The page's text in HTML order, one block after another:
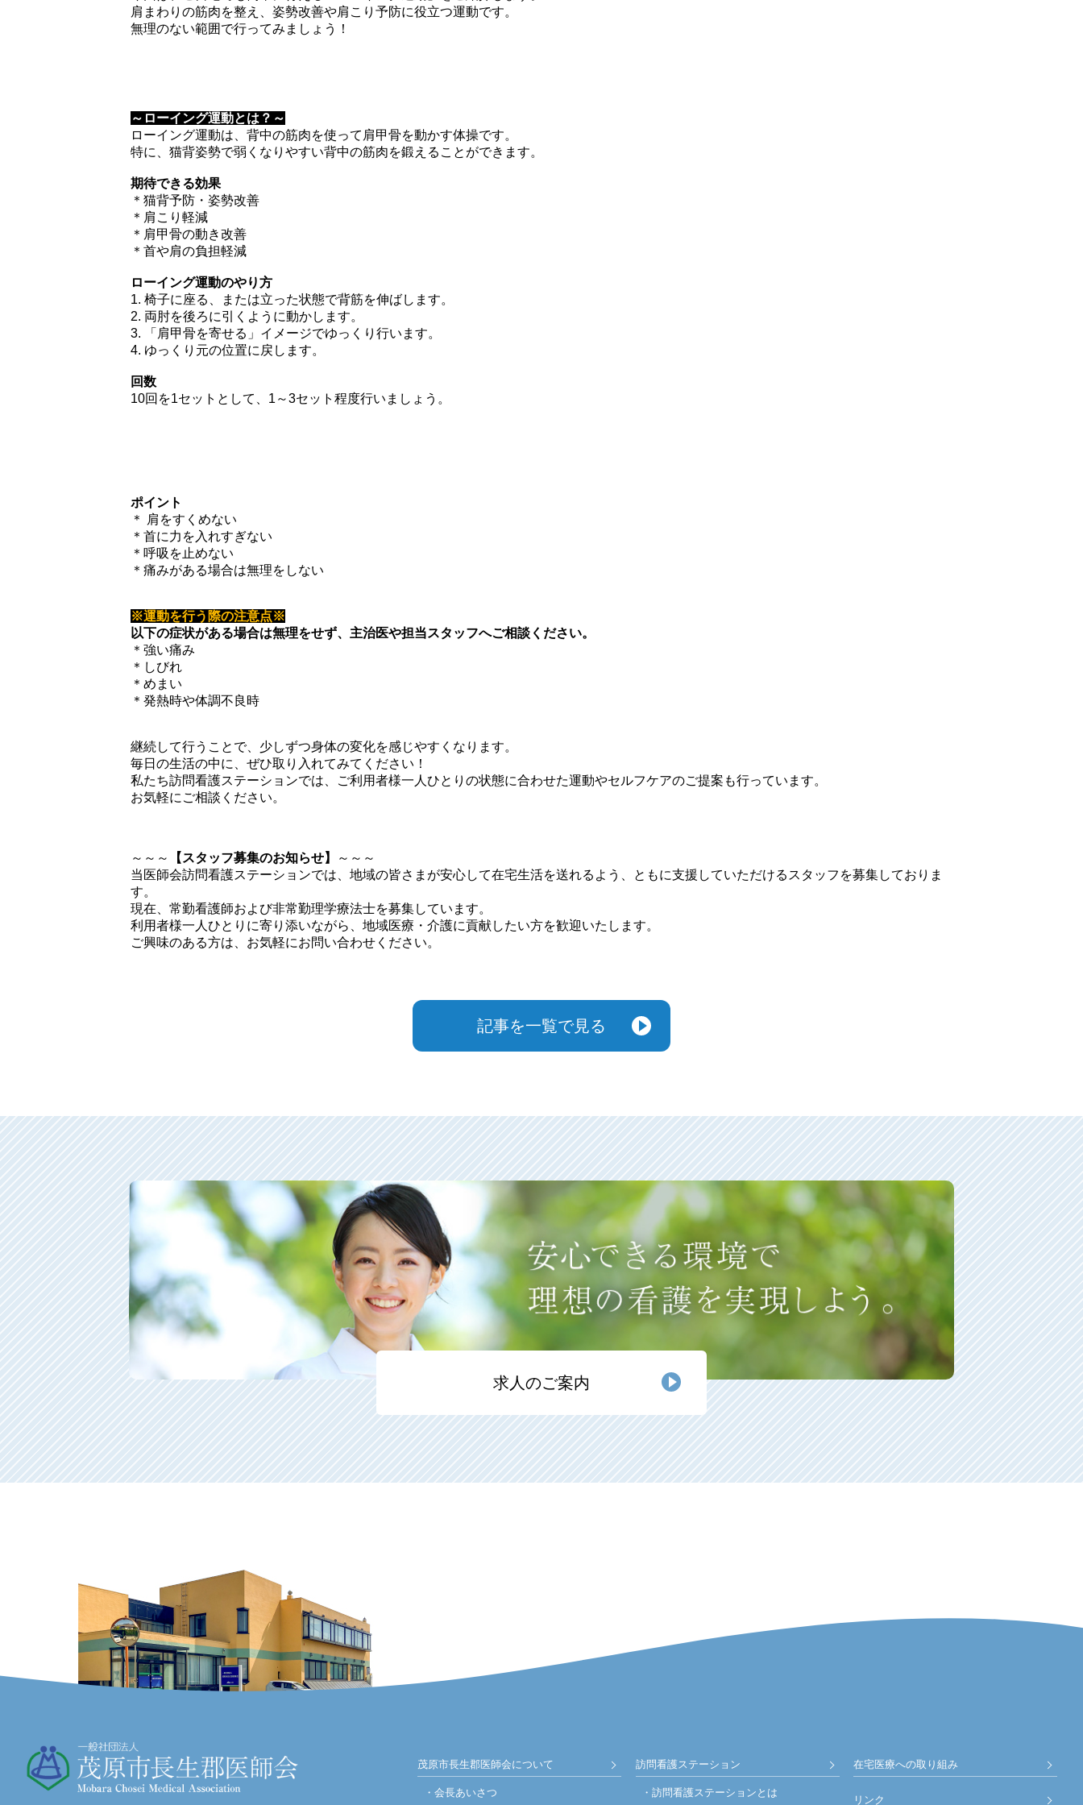
肩まわりの筋肉を整え、姿勢改善や肩こり予防に役立つ運動です。
無理のない範囲で行ってみましょう！
～ローイング運動とは？～
ローイング運動は、背中の筋肉を使って肩甲骨を動かす体操です。
特に、猫背姿勢で弱くなりやすい背中の筋肉を鍛えることができます。
期待できる効果
＊猫背予防・姿勢改善
＊肩こり軽減
＊肩甲骨の動き改善
＊首や肩の負担軽減
ローイング運動のやり方
1. 椅子に座る、または立った状態で背筋を伸ばします。
2. 両肘を後ろに引くように動かします。
3. 「肩甲骨を寄せる」イメージでゆっくり行います。
4. ゆっくり元の位置に戻します。
回数
10回を1セットとして、1～3セット程度行いましょう。
ポイント
＊ 肩をすくめない
＊首に力を入れすぎない
＊呼吸を止めない
＊痛みがある場合は無理をしない
※運動を行う際の注意点※
以下の症状がある場合は無理をせず、主治医や担当スタッフへご相談ください。
＊強い痛み
＊しびれ
＊めまい
＊発熱時や体調不良時
継続して行うことで、少しずつ身体の変化を感じやすくなります。
毎日の生活の中に、ぜひ取り入れてみてください！
私たち訪問看護ステーションでは、ご利用者様一人ひとりの状態に合わせた運動やセルフケアのご提案も行っています。
お気軽にご相談ください。
～～～ 【スタッフ募集のお知らせ】
～～～
当医師会訪問看護ステーションでは、地域の皆さまが安心して在宅生活を送れるよう、ともに支援していただけるスタッフを募集しておりま
す。
現在、常勤看護師および非常勤理学療法士を募集しています。
利用者様一人ひとりに寄り添いながら、地域医療・介護に貢献したい方を歓迎いたします。
ご興味のある方は、お気軽にお問い合わせください。
記事を一覧で見る
求人のご案内
茂原市長生郡医師会について
会長あいさつ
訪問看護ステーション
訪問看護ステーションとは
在宅医療への取り組み
リンク